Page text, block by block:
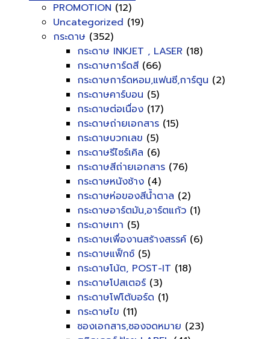
PROMOTION (12)
Uncategorized (19)
กระดาษ (352)
กระดาษ INKJET , LASER (18)
กระดาษการ์ดสี (66)
กระดาษการ์ดหอม,แฟนซี,การ์ตูน (2)
กระดาษคาร์บอน (5)
กระดาษต่อเนื่อง (17)
กระดาษถ่ายเอกสาร (15)
กระดาษบวกเลข (5)
กระดาษรีไซร์เคิล (6)
กระดาษสีถ่ายเอกสาร (76)
กระดาษหนังช้าง (4)
กระดาษห่อของสีน้ำตาล (2)
กระดาษอาร์ตมัน,อาร์ตแก้ว (1)
กระดาษเทา (5)
กระดาษเพื่องานสร้างสรรค์ (6)
กระดาษแฟ็กซ์ (5)
กระดาษโน้ต, POST-IT (18)
กระดาษโปสเตอร์ (3)
กระดาษโฟโต้บอร์ด (1)
กระดาษไข (11)
ซองเอกสาร,ซองจดหมาย (23)